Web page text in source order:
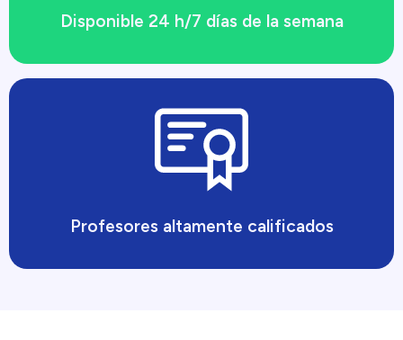
Disponible 24 h/7 días de la semana
Profesores altamente calificados